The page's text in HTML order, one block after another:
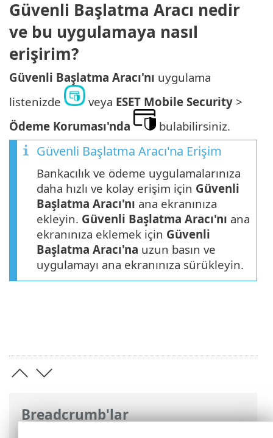
Breadcrumb'lar
Güvenli Başlatma Aracı nedir
ve bu uygulamaya nasıl
erişirim?
Güvenli Başlatma Aracı'nı uygulama
listenizde
veya ESET Mobile Security >
Ödeme Koruması'nda
bulabilirsiniz.
Güvenli Başlatma Aracı'na Erişim
Bankacılık ve ödeme uygulamalarınıza
daha hızlı ve kolay erişim için Güvenli
Başlatma Aracı'nı ana ekranınıza
ekleyin. Güvenli Başlatma Aracı'nı ana
ekranınıza eklemek için Güvenli
Başlatma Aracı'na uzun basın ve
uygulamayı ana ekranınıza sürükleyin.